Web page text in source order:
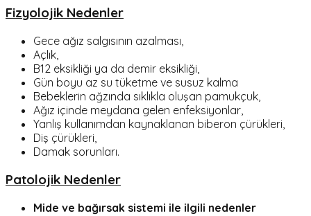
Fizyolojik Nedenler
Gece ağız salgısının azalması,
Açlık,
B12 eksikliği ya da demir eksikliği,
Gün boyu az su tüketme ve susuz kalma
Bebeklerin ağzında sıklıkla oluşan pamukçuk,
Ağız içinde meydana gelen enfeksiyonlar,
Yanlış kullanımdan kaynaklanan biberon çürükleri,
Diş çürükleri,
Damak sorunları.
Patolojik Nedenler
Mide ve bağırsak sistemi ile ilgili nedenler